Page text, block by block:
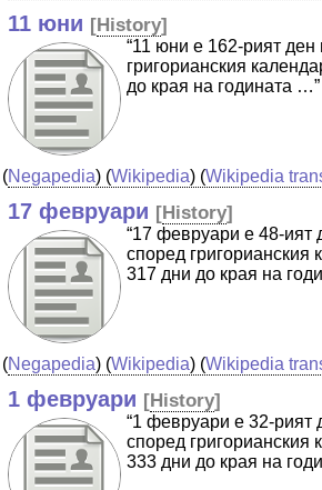
11 юни [History]
“11 юни е 162-рият ден
григорианския
до края на годината …”
(Negapedia) (Wikipedia) (Wikipedia
17 февруари [History]
“17 февруари е 48-ият
според григорианския
317 дни до края на
(Negapedia) (Wikipedia) (Wikipedia
1 февруари [History]
“1 февруари е 32-рият
според григорианския
333 дни до края на